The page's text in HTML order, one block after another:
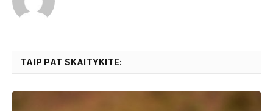
TAIP PAT SKAITYKITE: